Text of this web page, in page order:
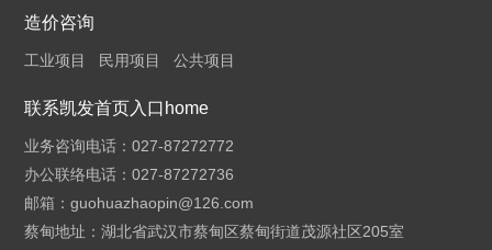
造价咨询
工业项目 民用项目 公共项目
联系凯发首页入口home
业务咨询电话：027-87272772
办公联络电话：027-87272736
邮箱：guohuazhaopin@126.com
蔡甸地址：湖北省武汉市蔡甸区蔡甸街道茂源社区205室